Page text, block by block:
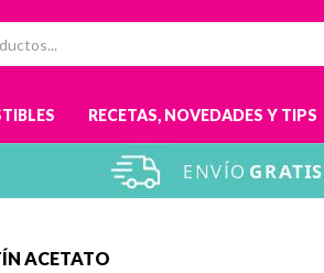
RECETAS, NOVEDADES Y TIPS
ACETATO